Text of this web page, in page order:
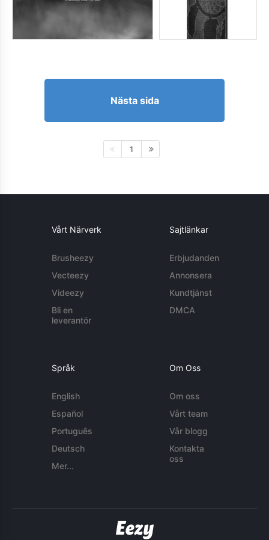
Nästa sida
1
Vårt Närverk
Brusheezy
Vecteezy
Videezy
Bli en
leverantör
Sajtlänkar
Erbjudanden
Annonsera
Kundtjänst
DMCA
Språk
English
Español
Português
Deutsch
Mer...
Om Oss
Om oss
Vårt team
Vår blogg
Kontakta
oss